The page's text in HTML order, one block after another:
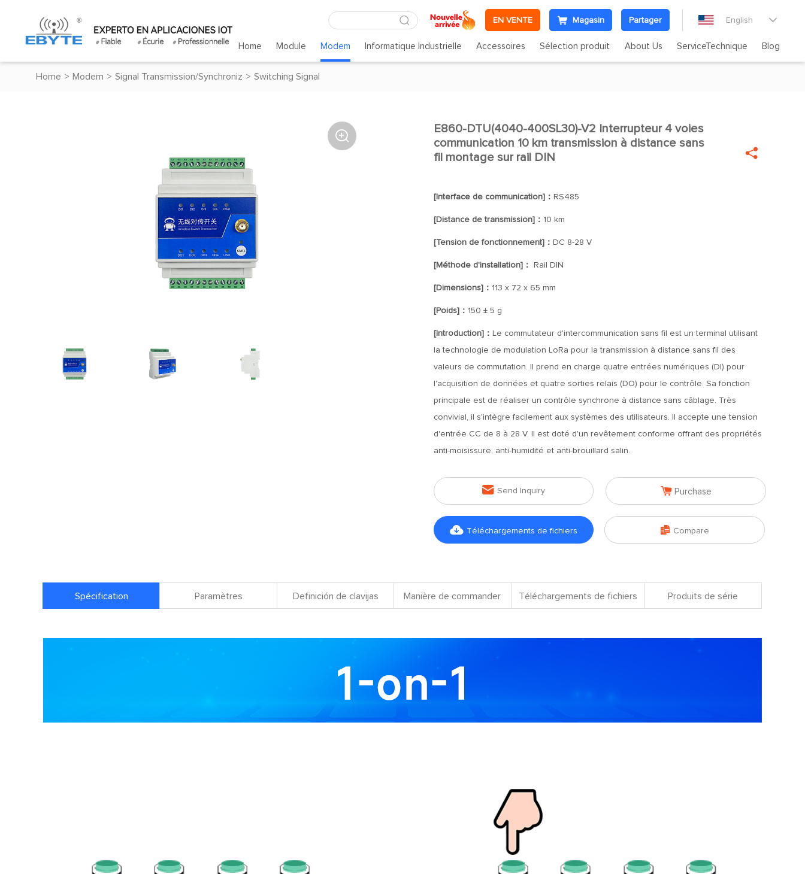
EN VENTE Magasin Partager English 
Home Module Modem Informatique Industrielle Accessoires Sélection produit About Us ServiceTechnique Blog
Home > Modem > Signal Transmission/Synchroniz > Switching Signal
 
E860-DTU(4040-400SL30)-V2 Interrupteur 4 voies
communication 10 km transmission à distance sans
fil montage sur rail DIN

[Interface de communication]： RS485
[Distance de transmission]： 10 km
[Tension de fonctionnement]： DC 8-28 V
[Méthode d'installation]： Rail DIN
[Dimensions]： 113 x 72 x 65 mm
[Poids]： 150 ± 5 g
[Introduction]： Le commutateur d'intercommunication sans fil est un terminal utilisant
la technologie de modulation LoRa pour la transmission à distance sans fil des
valeurs de commutation. Il prend en charge quatre entrées numériques (DI) pour
l'acquisition de données et quatre sorties relais (DO) pour le contrôle. Sa fonction
principale est de réaliser un contrôle synchrone à distance sans câblage. Très
convivial, il s'intègre facilement aux systèmes des utilisateurs. Il accepte une tension
d'entrée CC de 8 à 28 V. Il est doté d'un revêtement conforme offrant des propriétés
anti-moisissure, anti-humidité et anti-brouillard salin.
 Send Inquiry  Purchase
 Téléchargements de fichiers  Compare
Spécification Paramètres Definición de clavijas Manière de commander Téléchargements de fichiers Produits de série